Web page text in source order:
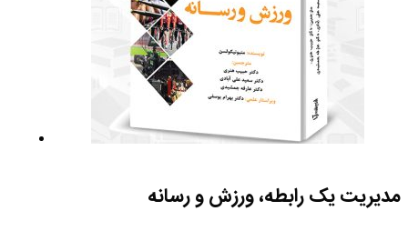
مدیریت یک رابطه، ورزش و رسانه